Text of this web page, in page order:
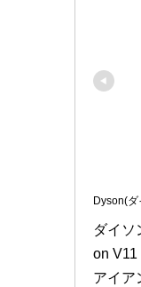
Dyson(
ダイソ
on V11
アイア